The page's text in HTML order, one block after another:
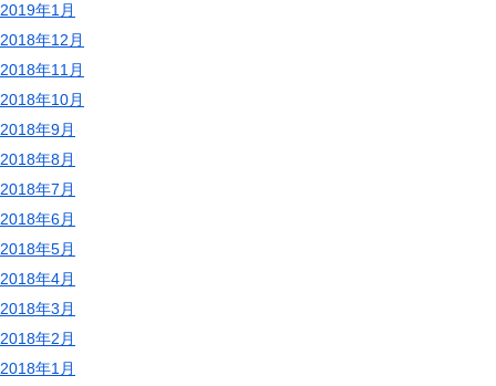
2019年1月
2018年12月
2018年11月
2018年10月
2018年9月
2018年8月
2018年7月
2018年6月
2018年5月
2018年4月
2018年3月
2018年2月
2018年1月